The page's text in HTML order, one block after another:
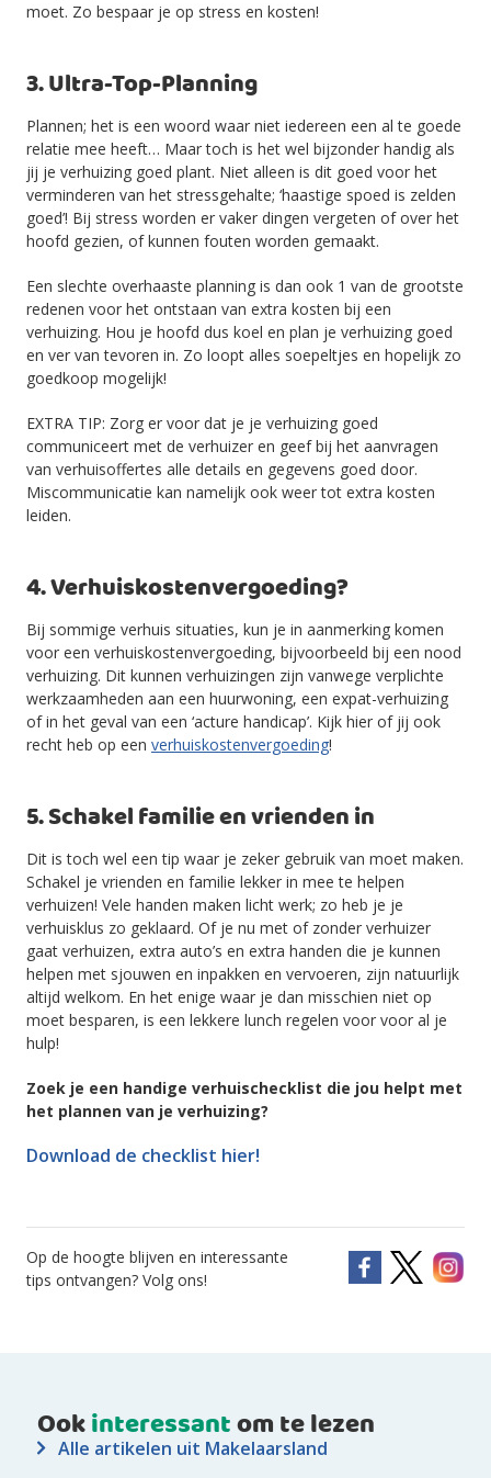
moet. Zo bespaar je op stress en kosten!
3. Ultra-Top-Planning
Plannen; het is een woord waar niet iedereen een al te goede
relatie mee heeft… Maar toch is het wel bijzonder handig als
jij je verhuizing goed plant. Niet alleen is dit goed voor het
verminderen van het stressgehalte; ‘haastige spoed is zelden
goed’! Bij stress worden er vaker dingen vergeten of over het
hoofd gezien, of kunnen fouten worden gemaakt.
Een slechte overhaaste planning is dan ook 1 van de grootste
redenen voor het ontstaan van extra kosten bij een
verhuizing. Hou je hoofd dus koel en plan je verhuizing goed
en ver van tevoren in. Zo loopt alles soepeltjes en hopelijk zo
goedkoop mogelijk!
EXTRA TIP: Zorg er voor dat je je verhuizing goed
communiceert met de verhuizer en geef bij het aanvragen
van verhuisoffertes alle details en gegevens goed door.
Miscommunicatie kan namelijk ook weer tot extra kosten
leiden.
4. Verhuiskostenvergoeding?
Bij sommige verhuis situaties, kun je in aanmerking komen
voor een verhuiskostenvergoeding, bijvoorbeeld bij een nood
verhuizing. Dit kunnen verhuizingen zijn vanwege verplichte
werkzaamheden aan een huurwoning, een expat-verhuizing
of in het geval van een ‘acture handicap’. Kijk hier of jij ook
recht heb op een verhuiskostenvergoeding!
5. Schakel familie en vrienden in
Dit is toch wel een tip waar je zeker gebruik van moet maken.
Schakel je vrienden en familie lekker in mee te helpen
verhuizen! Vele handen maken licht werk; zo heb je je
verhuisklus zo geklaard. Of je nu met of zonder verhuizer
gaat verhuizen, extra auto’s en extra handen die je kunnen
helpen met sjouwen en inpakken en vervoeren, zijn natuurlijk
altijd welkom. En het enige waar je dan misschien niet op
moet besparen, is een lekkere lunch regelen voor voor al je
hulp!
Zoek je een handige verhuischecklist die jou helpt met
het plannen van je verhuizing?
Download de checklist hier!
Op de hoogte blijven en interessante
tips ontvangen? Volg ons!
Ookinteressantom te lezen
Alle artikelen uit Makelaarsland